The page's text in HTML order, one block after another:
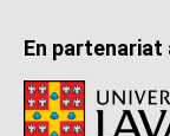
En partenariat